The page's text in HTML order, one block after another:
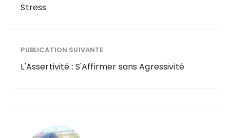
Stress
PUBLICATION SUIVANTE
L'Assertivité : S'Affirmer sans Agressivité